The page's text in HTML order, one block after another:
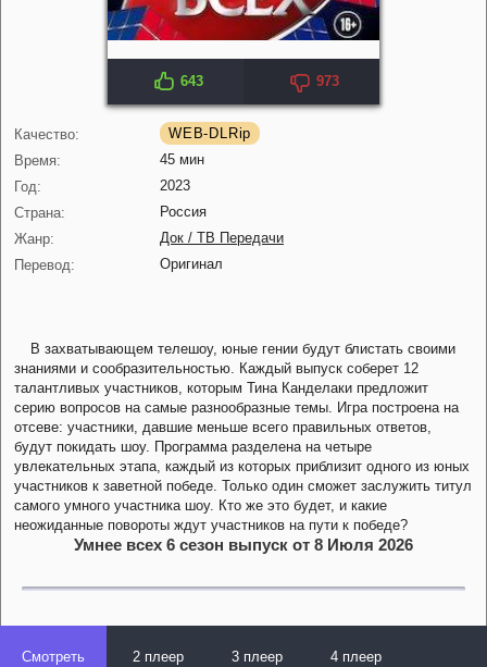
643 973
Качество:
WEB-DLRip
Время:
45 мин
Год:
2023
Страна:
Россия
Жанр:
Док / ТВ Передачи
Перевод:
Оригинал
В захватывающем телешоу, юные гении будут блистать своими
знаниями и сообразительностью. Каждый выпуск соберет 12
талантливых участников, которым Тина Канделаки предложит
серию вопросов на самые разнообразные темы. Игра построена на
отсеве: участники, давшие меньше всего правильных ответов,
будут покидать шоу. Программа разделена на четыре
увлекательных этапа, каждый из которых приблизит одного из юных
участников к заветной победе. Только один сможет заслужить титул
самого умного участника шоу. Кто же это будет, и какие
неожиданные повороты ждут участников на пути к победе?
Умнее всех 6 сезон выпуск от 8 Июля 2026
Смотреть 2 плеер 3 плеер 4 плеер